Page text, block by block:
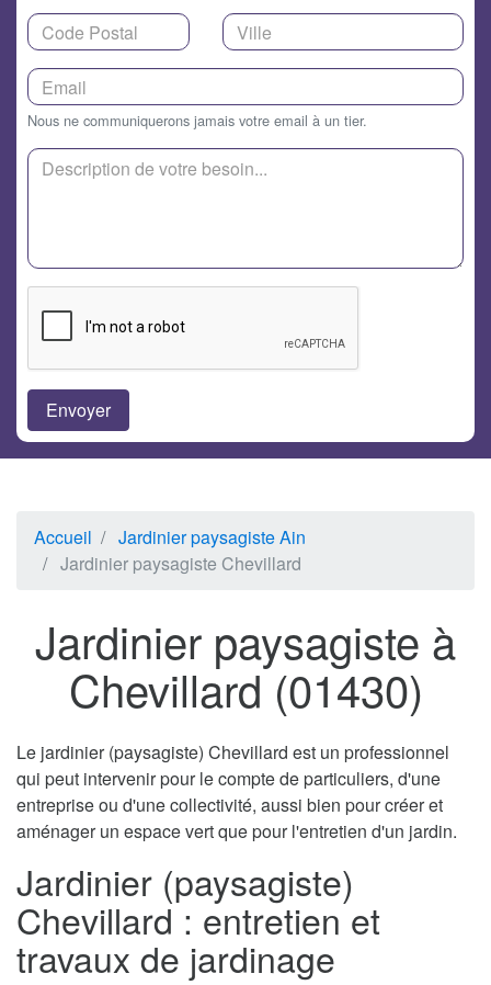
Nous ne communiquerons jamais votre email à un tier.
Accueil
Jardinier paysagiste Ain
Jardinier paysagiste Chevillard
Jardinier paysagiste à
Chevillard (01430)
Le jardinier (paysagiste) Chevillard est un professionnel
qui peut intervenir pour le compte de particuliers, d'une
entreprise ou d'une collectivité, aussi bien pour créer et
aménager un espace vert que pour l'entretien d'un jardin.
Jardinier (paysagiste)
Chevillard : entretien et
travaux de jardinage